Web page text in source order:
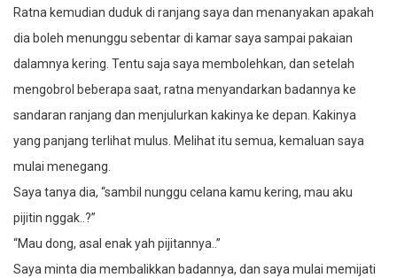
Ratna kemudian duduk di ranjang saya dan menanyakan apakah
dia boleh menunggu sebentar di kamar saya sampai pakaian
dalamnya kering. Tentu saja saya membolehkan, dan setelah
mengobrol beberapa saat, ratna menyandarkan badannya ke
sandaran ranjang dan menjulurkan kakinya ke depan. Kakinya
yang panjang terlihat mulus. Melihat itu semua, kemaluan saya
mulai menegang.
Saya tanya dia, “sambil nunggu celana kamu kering, mau aku
pijitin nggak..?”
“Mau dong, asal enak yah pijitannya..”
Saya minta dia membalikkan badannya, dan saya mulai memijati